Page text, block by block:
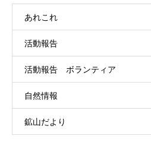
あれこれ
活動報告
活動報告 ボランティア
自然情報
鉱山だより